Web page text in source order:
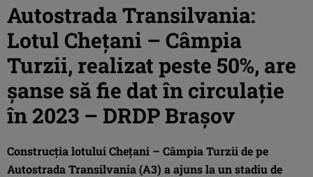
Autostrada Transilvania:
Lotul Chețani – Câmpia
Turzii, realizat peste 50%, are
șanse să fie dat în circulație
în 2023 – DRDP Brașov
Construcția lotului Chețani – Câmpia Turzii de pe
Autostrada Transilvania (A3) a ajuns la un stadiu de